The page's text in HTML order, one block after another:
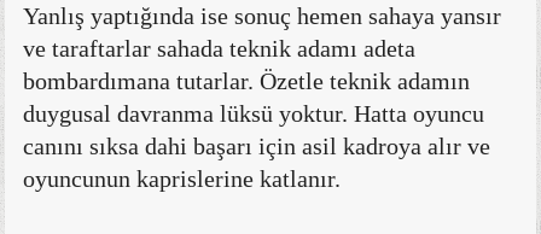
Yanlış yaptığında ise sonuç hemen sahaya yansır
ve taraftarlar sahada teknik adamı adeta
bombardımana tutarlar. Özetle teknik adamın
duygusal davranma lüksü yoktur. Hatta oyuncu
canını sıksa dahi başarı için asil kadroya alır ve
oyuncunun kaprislerine katlanır.